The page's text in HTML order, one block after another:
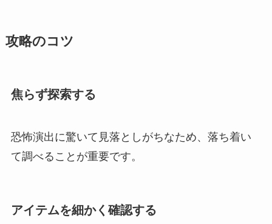
攻略のコツ
焦らず探索する
恐怖演出に驚いて見落としがちなため、落ち着い
て調べることが重要です。
アイテムを細かく確認する